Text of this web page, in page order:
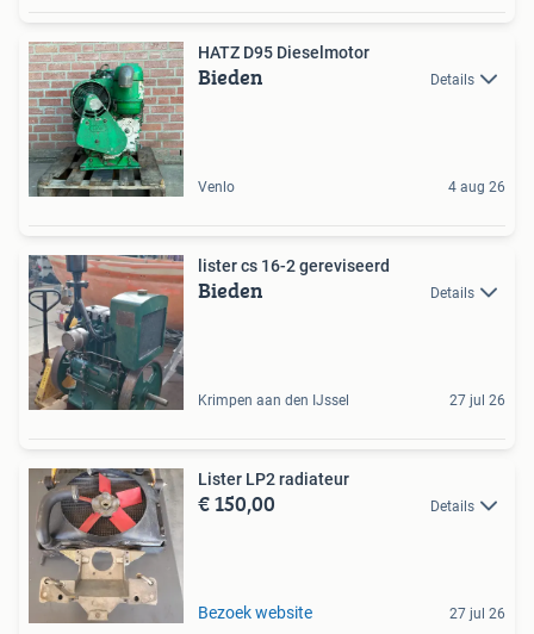
HATZ D95 Dieselmotor
Bieden Details
Venlo 4 aug 26
lister cs 16-2 gereviseerd
Bieden Details
Krimpen aan den IJssel 27 jul 26
Lister LP2 radiateur
€ 150,00 Details
Bezoek website 27 jul 26